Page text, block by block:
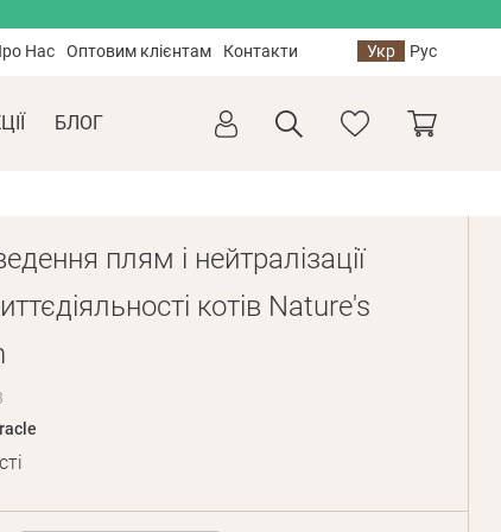
Нас Оптовим клієнтам Контакти Укр Рус
БЛОГ
плям і нейтралізації
котів Nature's